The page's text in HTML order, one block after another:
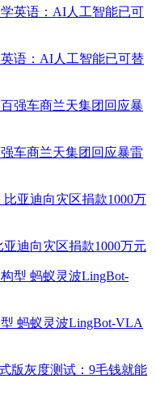
语：AI人工智能已可替
车商兰天集团回应暴雷
迪向灾区捐款1000万元
蚂蚁灵波LingBot-VLA